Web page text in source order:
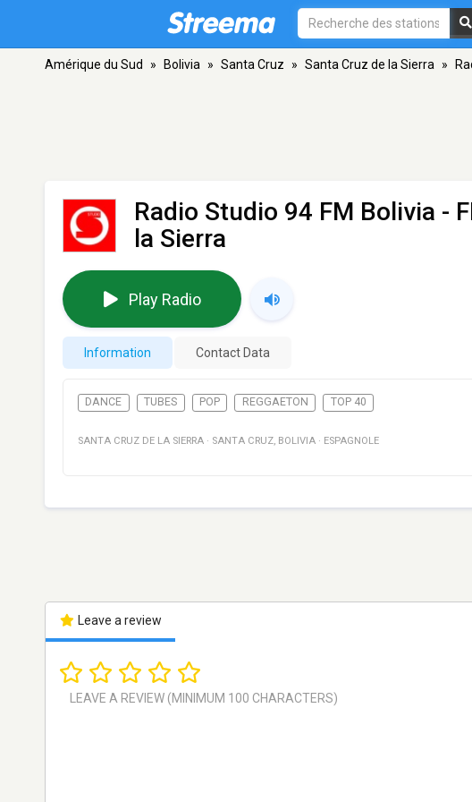
Amérique du Sud » Bolivia » Santa Cruz » Santa Cruz de la Sierra »
Radio Studio 94 FM Bolivia -
la Sierra
Play Radio
Information Contact Data
DANCE TUBES POP REGGAETON TOP 40
SANTA CRUZ DE LA SIERRA · SANTA CRUZ, BOLIVIA · ESPAGNOLE
Leave a review